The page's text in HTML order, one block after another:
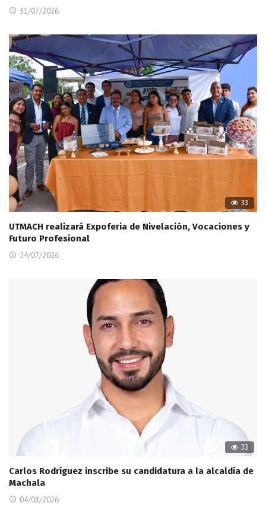
31/07/2026
33
UTMACH realizará Expoferia de Nivelación, Vocaciones y
Futuro Profesional
24/07/2026
33
Carlos Rodríguez inscribe su candidatura a la alcaldía de
Machala
04/08/2026